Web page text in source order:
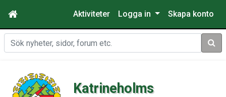
Aktiviteter Logga in Skapa konto
Sök
Katrineholms